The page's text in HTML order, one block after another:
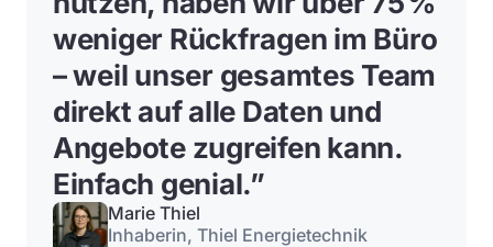
weniger Rückfragen im Büro
– weil unser gesamtes Team
direkt auf alle Daten und
Angebote zugreifen kann.
Einfach genial.”
Marie Thiel
Inhaberin, Thiel Energietechnik